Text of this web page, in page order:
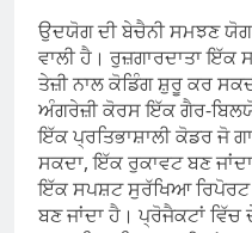
ਉਦਯੋਗ ਦੀ ਬੇਚੈਨੀ ਸਮਝਣ ਯੋਗ
ਵਾਲੀ ਹੈ। ਰੁਜ਼ਗਾਰਦਾਤਾ ਇੱਕ
ਤੇਜ਼ੀ ਨਾਲ ਕੋਡਿੰਗ ਸ਼ੁਰੂ ਕਰ
ਅੰਗਰੇਜ਼ੀ ਕੋਰਸ ਇੱਕ ਗੈਰ-
ਇੱਕ ਪ੍ਰਤਿਭਾਸ਼ਾਲੀ ਕੋਡਰ ਜੋ
ਸਕਦਾ, ਇੱਕ ਰੁਕਾਵਟ ਬਣ
ਇੱਕ ਸਪਸ਼ਟ ਸੁਰੱਖਿਆ ਰਿਪੋਰਟ
ਬਣ ਜਾਂਦਾ ਹੈ। ਪ੍ਰੋਜੈਕਟਾਂ ਵਿੱਚ